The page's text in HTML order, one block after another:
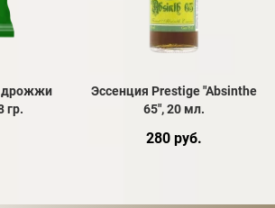
дрожжи
гр.
Эссенция Prestige "Absinthe
65", 20 мл.
280 руб.